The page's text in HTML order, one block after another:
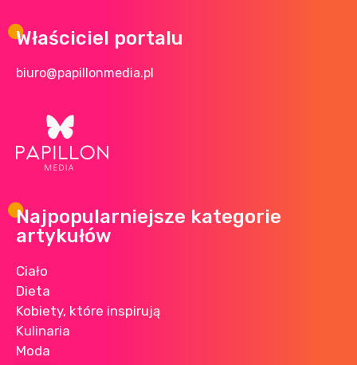
Właściciel portalu
biuro@papillonmedia.pl
Najpopularniejsze kategorie
artykułów
Ciało
Dieta
Kobiety, które inspirują
Kulinaria
Moda